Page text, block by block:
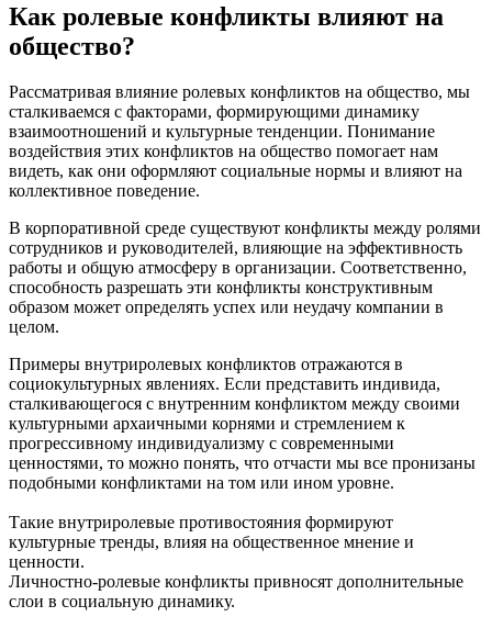
Как ролевые конфликты влияют на
общество?
Рассматривая влияние ролевых конфликтов на общество, мы
сталкиваемся с факторами, формирующими динамику
взаимоотношений и культурные тенденции. Понимание
воздействия этих конфликтов на общество помогает нам
видеть, как они оформляют социальные нормы и влияют на
коллективное поведение.
В корпоративной среде существуют конфликты между ролями
сотрудников и руководителей, влияющие на эффективность
работы и общую атмосферу в организации. Соответственно,
способность разрешать эти конфликты конструктивным
образом может определять успех или неудачу компании в
целом.
Примеры внутриролевых конфликтов отражаются в
социокультурных явлениях. Если представить индивида,
сталкивающегося с внутренним конфликтом между своими
культурными архаичными корнями и стремлением к
прогрессивному индивидуализму с современными
ценностями, то можно понять, что отчасти мы все пронизаны
подобными конфликтами на том или ином уровне.
Такие внутриролевые противостояния формируют
культурные тренды, влияя на общественное мнение и
ценности.
Личностно-ролевые конфликты привносят дополнительные
слои в социальную динамику.